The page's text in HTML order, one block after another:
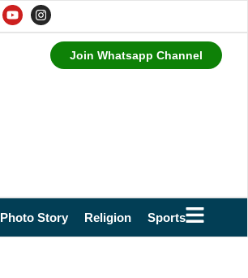
Join Whatsapp Channel
Photo Story Religion Sports